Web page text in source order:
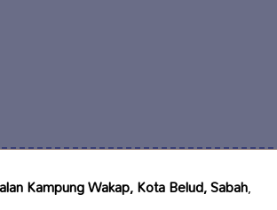
Kampung Wakap, Kota Belud, Sabah,